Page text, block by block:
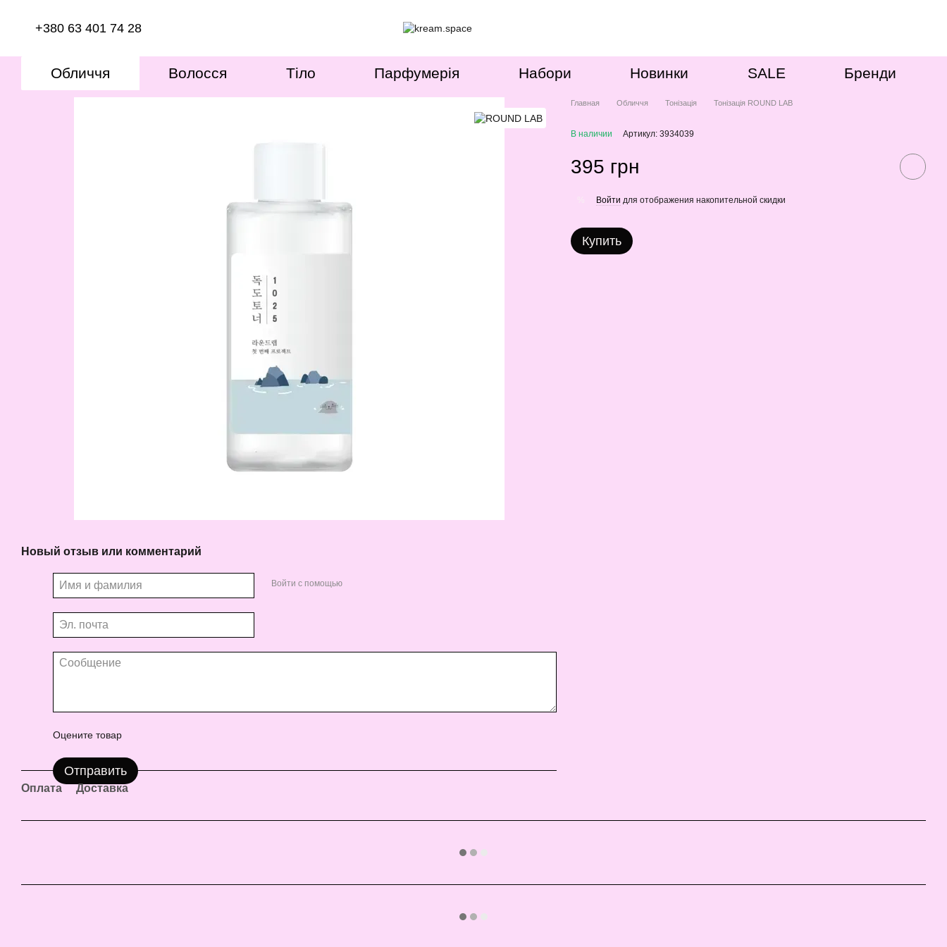
+380 63 401 74 28
Обличчя Волосся Тіло Парфумерія Набори Новинки SALE Бренди
Новый отзыв или комментарий
Войти с помощью
Оцените товар
Отправить
Оплата Доставка
Главная Обличчя Тонізація Тонізація ROUND LAB
В наличии Артикул: 3934039
395 грн
Войти для отображения накопительной скидки
Купить